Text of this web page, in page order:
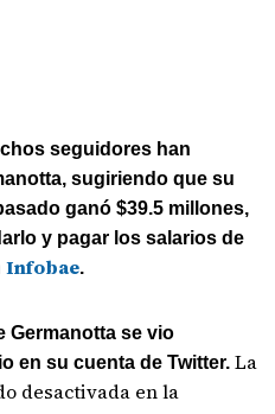
seguidores han
sugiriendo que su
ganó $39.5 millones,
y pagar los salarios de
Infobae.
Germanotta se vio
en su cuenta de Twitter. La
desactivada en la